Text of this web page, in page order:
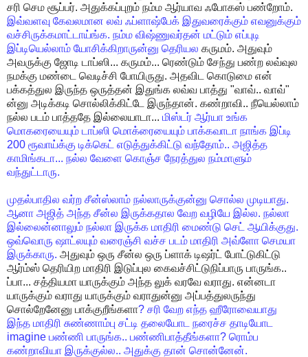
சரி செம சூப்பர். அதுக்கப்புறம் நம்ம ஆர்யாவ ஃபோகஸ் பண்றோம்.
இவ்வளவு கேவலமான லவ் ஃப்ளாஷ்பேக் இதுவரைக்கும் எவனுக்கும்
வச்சிருக்கமாட்டாய்ங்க. நம்ம விஷ்ணுவர்தன் மட்டும் எப்புடி
இப்டியெல்லாம் யோசிக்கிறாருன்னு தெரியல கருமம். அதுவும்
அவருக்கு ஜோடி டாப்ஸி... கருமம்... ரெண்டும் சேந்து பண்ற லவ்வுல
நமக்கு மண்டை வெடிச்சி போயிருது. அதவிட கொடுமை என்
பக்கத்துல இருந்த ஒருத்தன் இதுங்க லவ்வ பாத்து "வாவ்.. வாவ்"
ன்னு அடிக்கடி சொல்லிக்கிட்டே இருந்தான். கண்றாவி.. நீயெல்லாம்
நல்ல படம் பாத்ததே இல்லையாடா... மிஸ்டர் ஆர்யா உங்க
மொகரையையும் டாப்ஸி மொக்ரையையும் பாக்கவாடா நாங்க இப்டி
200 ரூவாய்க்கு டிக்கெட் எடுத்துக்கிட்டு வந்தோம்.. அஜித்த
காமிங்கடா... நல்ல வேளை கொஞ்ச நேரத்துல நம்மாளும்
வந்துட்டாரு.
முதல்பாதில வர்ற சீன்ஸ்லாம் நல்லாருக்குன்னு சொல்ல முடியாது.
ஆனா அஜித் அந்த சீன்ல இருக்கதால வேற வழியே இல்ல. நல்லா
இல்லைன்னாலும் நல்லா இருக்க மாதிரி மைண்டு செட் ஆயிக்குது.
ஒவ்வொரு ஷாட்லயும் வரைஞ்சி வச்ச படம் மாதிரி அவ்ளோ செமயா
இருக்காரு. அதுவும் ஒரு சீன்ல ஒரு ப்ளாக் டிஷர்ட் போட்டுகிட்டு
ஆர்ம்ஸ் தெரியிற மாதிரி இடுப்புல கைவச்சிட்டுநிப்பாரு பாருங்க..
ப்பா... சத்தியமா யாருக்கும் அந்த லுக் வரவே வராது. என்னடா
யாருக்கும் வராது யாருக்கும் வராதுன்னு அப்பத்துலருந்து
சொல்றேனேனு பாக்குறீங்களா? சரி வேற எந்த ஹீரோவையாது
இந்த மாதிரி சுண்ணாம்பு சட்டி தலையோட நரைச்ச தாடியோட
imagine பண்ணி பாருங்க.. பண்ணிபாத்தீங்களா? ரொம்ப
கண்றாவியா இருக்குல்ல.. அதுக்கு தான் சொன்னேன்.